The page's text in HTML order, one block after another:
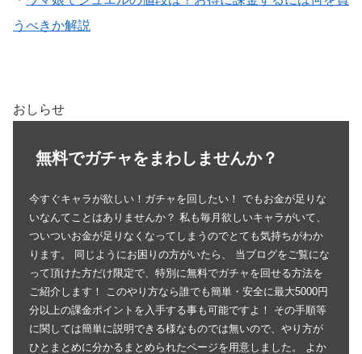
うべきか解説
おしらせ
無料でガチャをまわしませんか？
今すぐキャラが欲しい！ガチャを回したい！ でもお金が足りな
いなんてことはありませんか？ 私も毎月欲しいキャラがいて、
ついついお金が足りなくなってしまうのでとても気持ちがわか
ります。 同じようにお困りの方がいたら、 当ブログをご覧にな
って頂けた方だけ限定で、特別に無料でガチャを回せる方法を
ご紹介します！ このやり方なら誰でも簡単・安全に最大5000円
分以上の課金ポイントを入手する事も可能ですよ！ その手順等
に関しては簡単に説明できる様なものでは無いので、やり方が
ひとまとめに分かるまとめられたページを用意しました。 よか